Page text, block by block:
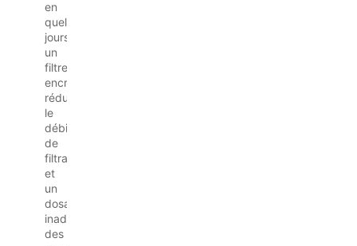
en
quelques
jours,
un
filtre
encrassé
réduit
le
débit
de
filtration,
et
un
dosage
inadapté
des